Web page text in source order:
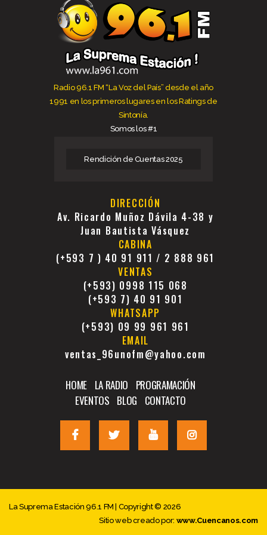
Radio 96.1 FM “La Voz del País” desde el año
1991 en los primeros lugares en los Ratings de
Sintonía.
Somos los #1
Rendición de Cuentas 2025
DIRECCIÓN
Av. Ricardo Muñoz Dávila 4-38 y
Juan Bautista Vásquez
CABINA
(+593 7 ) 40 91 911 / 2 888 961
VENTAS
(+593) 0998 115 068
(+593 7) 40 91 901
WHATSAPP
(+593) 09 99 961 961
EMAIL
ventas_96unofm@yahoo.com
HOME LA RADIO PROGRAMACIÓN
EVENTOS BLOG CONTACTO
La Suprema Estación 96.1 FM | Copyright © 2026
Sitio web creado por: www.Cuencanos.com